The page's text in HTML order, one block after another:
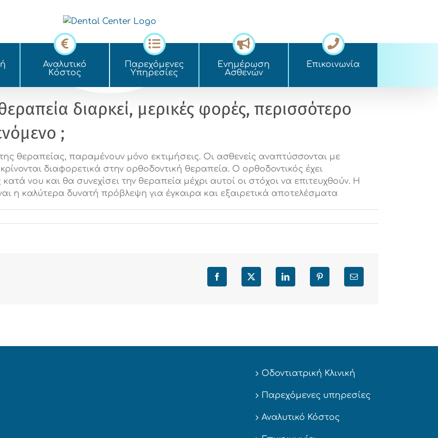
Αναλυτικό
Kόστος
Παρεχόμενες
Yπηρεσίες
Ενημέρωση
Ασθενών
Επικοινωνία
διαρκεί, μερικές φορές, περισσότερο
;
θεραπείας, παραμένουν μόνο εκτιμήσεις. Οι ασθενείς αναπτύσσονται με
διαφορετικά στην ορθοδοντική θεραπεία. Ο ορθοδοντικός έχει
νου και θα συνεχίσει την θεραπεία μέχρι αυτοί οι στόχοι να επιτευχθούν. Η
η καλύτερα δυνατή πρόβλεψη για έγκαιρα και εξαιρετικά αποτελέσματα
Facebook X LinkedIn Pinterest Email
Οδοντιατρική Κλινική
Παρεχόμενες υπηρεσίες
Αναλυτικό Κόστος